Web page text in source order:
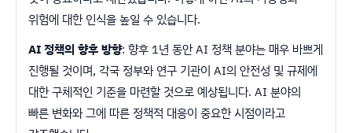
위험에 대한 인식을 높일 수 있습니다.
AI 정책의 향후 방향: 향후 1년 동안 AI 정책 분야는 매우 바쁘게
진행될 것이며, 각국 정부와 연구 기관이 AI의 안전성 및 규제에
대한 구체적인 기준을 마련할 것으로 예상됩니다. AI 분야의
빠른 변화와 그에 따른 정책적 대응이 중요한 시점이라고